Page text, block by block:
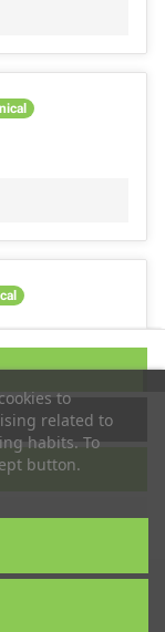
to
related to
habits. To
button.